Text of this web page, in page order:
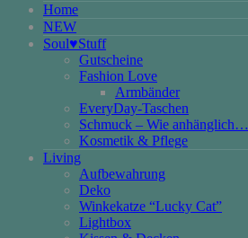
Home
NEW
Soul♥Stuff
Gutscheine
Fashion Love
Armbänder
EveryDay-Taschen
Schmuck – Wie anhänglich…
Kosmetik & Pflege
Living
Aufbewahrung
Deko
Winkekatze “Lucky Cat”
Lightbox